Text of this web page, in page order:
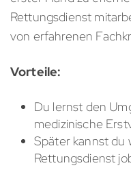
Rettungsdienst
von erfahrenen
Vorteile:
Du lernst den
medizinische
Später kannst du
Rettungsdienst